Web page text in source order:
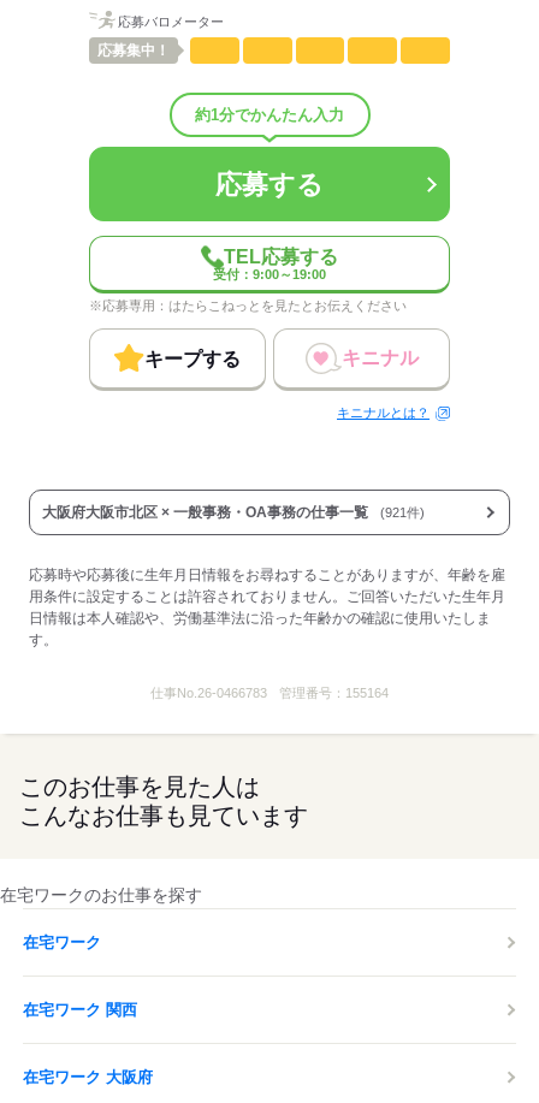
24人
男女比（男7：女3）
事業内容＜業界トップクラス♪＞大手化学素材メーカー☆
応募する
応募バロメーター
応募集中！
約1分でかんたん入力
応募する
TEL応募する
受付：9:00～19:00
※応募専用：はたらこねっとを見たとお伝えください
キープする キニナル
キニナルとは？
大阪府大阪市北区 × 一般事務・OA事務の仕事一覧 (921件)
応募時や応募後に生年月日情報をお尋ねすることがありますが、年齢を雇
用条件に設定することは許容されておりません。ご回答いただいた生年月
日情報は本人確認や、労働基準法に沿った年齢かの確認に使用いたしま
す。
仕事No. 26-0466783 管理番号： 155164
このお仕事を見た人は
こんなお仕事も見ています
在宅ワークのお仕事を探す
在宅ワーク
在宅ワーク 関西
在宅ワーク 大阪府